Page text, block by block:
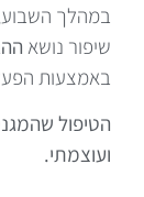
במהלך
שיפור נושא
באמצעות
הטיפול
ועוצמתי.